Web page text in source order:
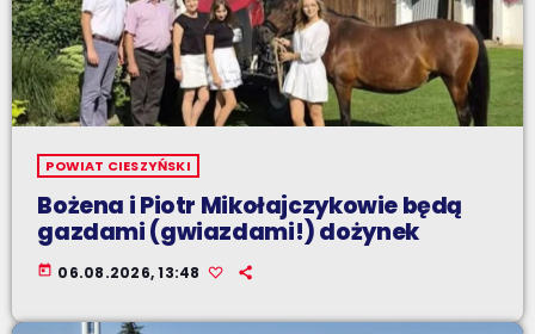
POWIAT CIESZYŃSKI
Bożena i Piotr Mikołajczykowie będą
gazdami (gwiazdami!) dożynek
today 06.08.2026, 13:48